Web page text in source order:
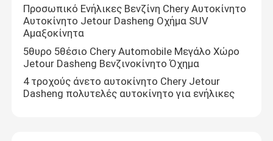
Νέα
Ζητήστε ένα απόσπασμα
Ηλεκτρικά οχήματα
Προσωπικό Ενήλικες Βενζίνη Chery Αυτοκίνητο
Αυτοκίνητο Jetour Dasheng Οχήμα SUV
Αμαξοκίνητα
5θυρο 5θέσιο Chery Automobile Μεγάλο Χώρο
Jetour Dasheng Βενζινοκίνητο Όχημα
4 τροχούς άνετο αυτοκίνητο Chery Jetour
Dasheng πολυτελές αυτοκίνητο για ενήλικες